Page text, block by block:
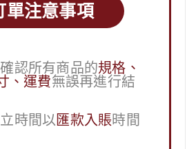
單注意事項
認所有商品的規格、
、運費無誤再進行結
時間以 匯款入賬時間